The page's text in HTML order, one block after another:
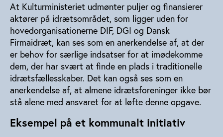
At Kulturministeriet udmønter puljer og finansierer
aktører på idrætsområdet, som ligger uden for
hovedorganisationerne DIF, DGI og Dansk
Firmaidræt, kan ses som en anerkendelse af, at der
er behov for særlige indsatser for at imødekomme
dem, der har svært at finde en plads i traditionelle
idrætsfællesskaber. Det kan også ses som en
anerkendelse af, at almene idrætsforeninger ikke bør
stå alene med ansvaret for at løfte denne opgave.
Eksempel på et kommunalt initiativ